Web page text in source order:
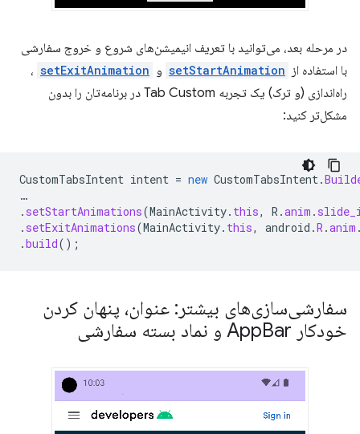
در مرحله بعد، می‌توانید با تعریف انیمیشن‌های شروع و خروج سفارشی
با استفاده از setStartAnimation و setExitAnimation ،
راه‌اندازی (و ترک) یک تجربه Tab Custom در برنامه‌تان را بدون
مشکل‌تر کنید:
CustomTabsIntent intent = new CustomTabsIntent.
…
. setStartAnimations(MainActivity. this, R .anim .
. setExitAnimations(MainActivity. this, android .R .anim
.build();
سفارشی‌سازی‌های بیشتر: عنوان، پنهان کردن
خودکار App Bar و نماد بسته سفارشی